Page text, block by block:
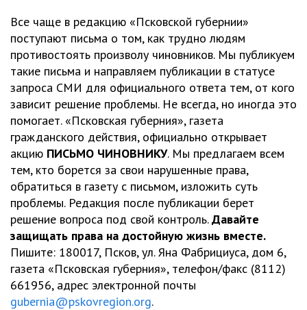
Все чаще в редакцию «Псковской губернии»
поступают письма о том, как трудно людям
противостоять произволу чиновников. Мы публикуем
такие письма и направляем публикации в статусе
запроса СМИ для официального ответа тем, от кого
зависит решение проблемы. Не всегда, но иногда это
помогает. «Псковская губерния», газета
гражданского действия, официально открывает
акцию ПИСЬМО ЧИНОВНИКУ. Мы предлагаем всем
тем, кто борется за свои нарушенные права,
обратиться в газету с письмом, изложить суть
проблемы. Редакция после публикации берет
решение вопроса под свой контроль.Давайте
защищать права на достойную жизнь вместе.
Пишите: 180017, Псков, ул. Яна Фабрициуса, дом 6,
газета «Псковская губерния», телефон/факс (8112)
661956, адрес электронной почты
gubernia@pskovregion.org.